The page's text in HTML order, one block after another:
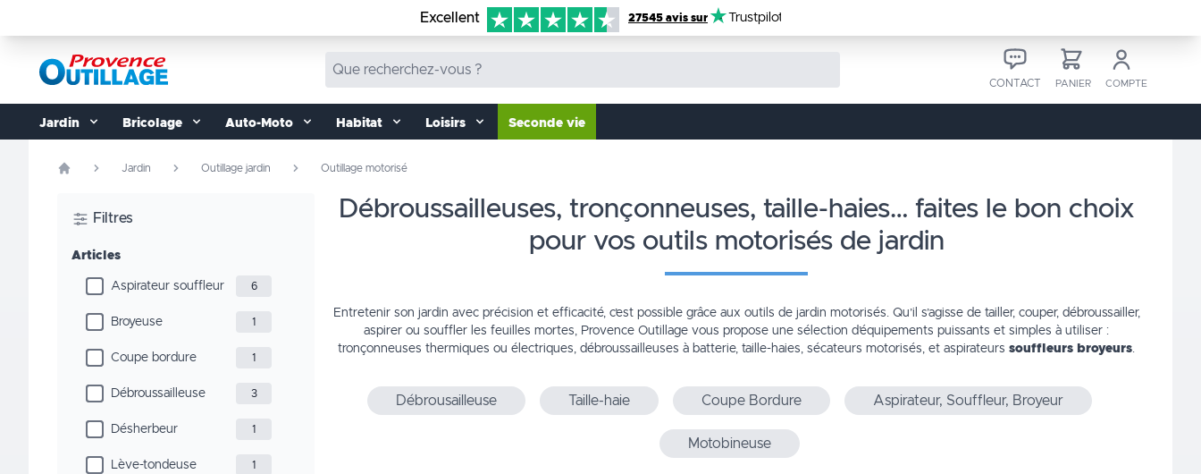
Excellent 27545 avis sur Trustpilot
CONTACT PANIER COMPTE
Jardin Bricolage Auto-Moto Habitat Loisirs Seconde vie
Jardin Outillage jardin Outillage motorisé
Filtres
Articles
Aspirateur souffleur 6
Broyeuse 1
Coupe bordure 1
Débroussailleuse 3
Désherbeur 1
Lève-tondeuse 1
débroussailleuses, tronçonneuses, taille-haies… faites le bon choix
pour vos outils motorisés de jardin
Entretenir son jardin avec précision et efficacité, c’est possible grâce aux outils de jardin motorisés. Qu’il s’agisse de tailler, couper, débroussailler,
aspirer ou souffler les feuilles mortes, Provence Outillage vous propose une sélection d’équipements puissants et simples à utiliser :
tronçonneuses thermiques ou électriques, débroussailleuses à batterie, taille-haies, sécateurs motorisés, et aspirateurs souffleurs broyeurs.
Débrousailleuse Taille-haie Coupe Bordure Aspirateur, Souffleur, Broyeur
Motobineuse